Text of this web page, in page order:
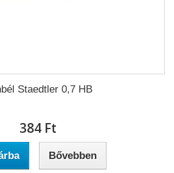
Staedtler 0,7 HB
384 Ft‎
Bővebben